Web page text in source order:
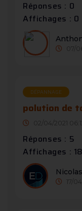
Réponses : 0
Affichages : 0
07/
DÉPANNAGE
polution de
02/04/2021
Réponses : 5
Affichages : 18
17/